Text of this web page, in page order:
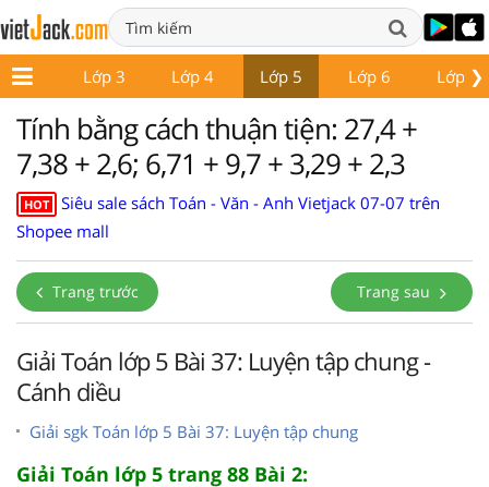
❯
2 Lớp 3 Lớp 4 Lớp 5 Lớp 6 Lớp 7
Tính bằng cách thuận tiện: 27,4 +
7,38 + 2,6; 6,71 + 9,7 + 3,29 + 2,3
HOT
Siêu sale sách Toán - Văn - Anh Vietjack 07-07 trên
Shopee mall
Trang trước Trang sau
Giải Toán lớp 5 Bài 37: Luyện tập chung -
Cánh diều
Giải sgk Toán lớp 5 Bài 37: Luyện tập chung
Giải Toán lớp 5 trang 88 Bài 2: